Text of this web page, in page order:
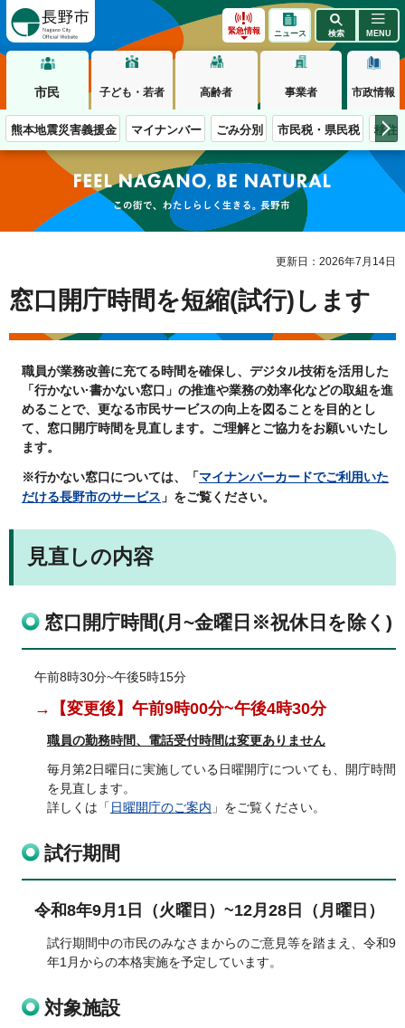
緊急情報 ニュース 検索 MENU
市民 子ども・若者 高齢者 事業者 市政情報
熊本地震災害義援金 マイナンバー ごみ分別 市民税・県民税 移住
この街で、わたしらしく生きる。長野市
更新日：2026年7月14日
窓口開庁時間を短縮(試行)します
職員が業務改善に充てる時間を確保し、デジタル技術を活用した
「行かない·書かない窓口」の推進や業務の効率化などの取組を進
めることで、更なる市民サービスの向上を図ることを目的とし
て、窓口開庁時間を見直します。ご理解とご協力をお願いいたし
ます。
※行かない窓口については、「マイナンバーカードでご利用いた
だける長野市のサービス 」をご覧ください。
見直しの内容
窓口開庁時間(月~金曜日※祝休日を除く)
午前8時30分~午後5時15分
→【変更後】午前9時00分~午後4時30分
職員の勤務時間、電話受付時間は変更ありません
毎月第2日曜日に実施している日曜開庁についても、開庁時間
を見直します。
詳しくは「 日曜開庁のご案内 」をご覧ください。
試行期間
令和8年9月1日（火曜日）~12月28日（月曜日）
試行期間中の市民のみなさまからのご意見等を踏まえ、令和9
年1月からの本格実施を予定しています。
対象施設